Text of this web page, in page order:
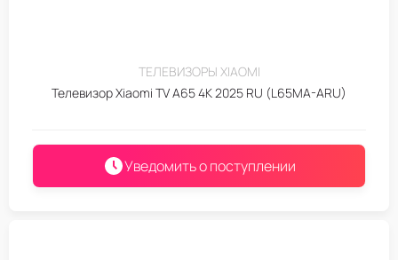
ТЕЛЕВИЗОРЫ XIAOMI
Телевизор Xiaomi TV A65 4K 2025 RU (L65MA-ARU)
Уведомить о поступлении